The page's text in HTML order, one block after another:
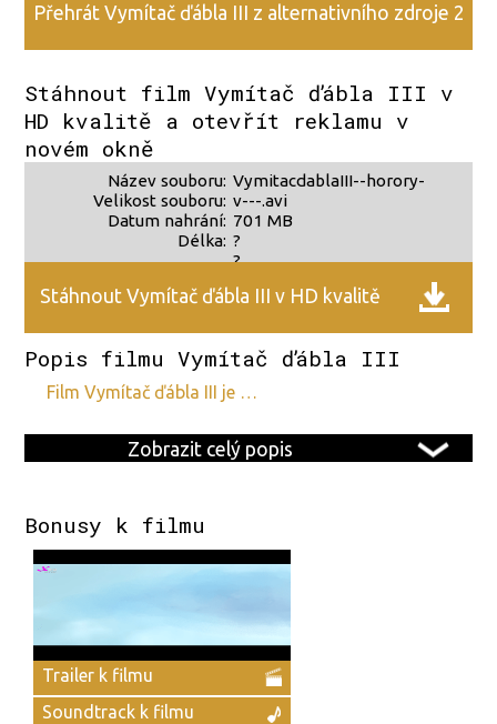
Přehrát Vymítač ďábla III z alternativního zdroje 2
Stáhnout film Vymítač ďábla III v
HD kvalitě a otevřít reklamu v
novém okně
Název souboru:
Velikost souboru:
Datum nahrání:
Délka:
VymitacdablaIII--horory-
v---.avi
701 MB
?
?
Stáhnout Vymítač ďábla III v HD kvalitě
Popis filmu Vymítač ďábla III
film Vymítač ďábla III je …
Zobrazit celý popis
Bonusy k filmu
Trailer k filmu
Soundtrack k filmu